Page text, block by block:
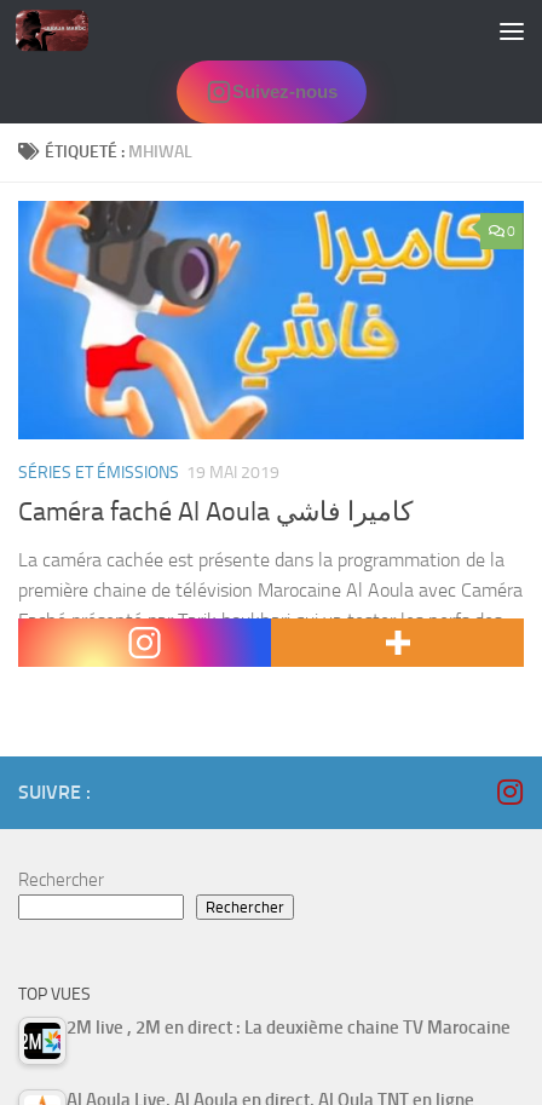
Skip to content
Suivez-nous
ÉTIQUETÉ : MHIWAL
0
SÉRIES ET ÉMISSIONS 19 MAI 2019
Caméra faché Al Aoula كاميرا فاشي
La caméra cachée est présente dans la programmation de la
première chaine de télévision Marocaine Al Aoula avec Caméra
Faché présenté par Tarik boukhari qui va tester les nerfs des
ses différents invités. réalisé...
SUIVRE :
Rechercher
Rechercher
TOP VUES
2M live , 2M en direct : La deuxième chaine TV Marocaine
Al Aoula Live, Al Aoula en direct, Al Oula TNT en ligne